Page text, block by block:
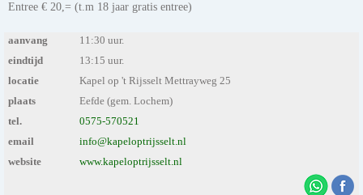
Entree € 20,= (t.m 18 jaar gratis entree)
aanvang
11:30 uur.
eindtijd
13:15 uur.
locatie
Kapel op 't Rijsselt Mettrayweg 25
plaats
Eefde (gem. Lochem)
tel.
0575-570521
email
info@kapeloptrijsselt.nl
website
www.kapeloptrijsselt.nl